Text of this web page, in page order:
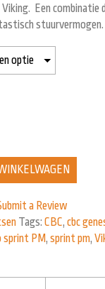
Een combinatie
stuurvermogen.
a Review
Tags: CBC, cbc
sprint PM, sprint pm,